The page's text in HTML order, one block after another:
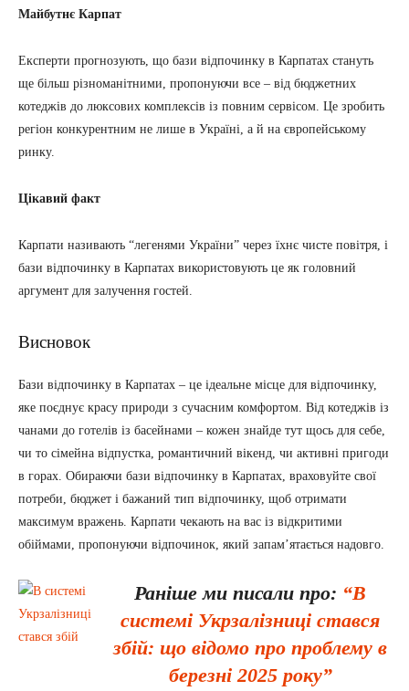
Майбутнє Карпат
Експерти прогнозують, що бази відпочинку в Карпатах стануть
ще більш різноманітними, пропонуючи все – від бюджетних
котеджів до люксових комплексів із повним сервісом. Це зробить
регіон конкурентним не лише в Україні, а й на європейському
ринку.
Цікавий факт
Карпати називають “легенями України” через їхнє чисте повітря, і
бази відпочинку в Карпатах використовують це як головний
аргумент для залучення гостей.
Висновок
Бази відпочинку в Карпатах – це ідеальне місце для відпочинку,
яке поєднує красу природи з сучасним комфортом. Від котеджів із
чанами до готелів із басейнами – кожен знайде тут щось для себе,
чи то сімейна відпустка, романтичний вікенд, чи активні пригоди
в горах. Обираючи бази відпочинку в Карпатах, враховуйте свої
потреби, бюджет і бажаний тип відпочинку, щоб отримати
максимум вражень. Карпати чекають на вас із відкритими
обіймами, пропонуючи відпочинок, який запам’ятається надовго.
Раніше ми писали про: “В
системі Укрзалізниці стався
збій: що відомо про проблему в
березні 2025 року”